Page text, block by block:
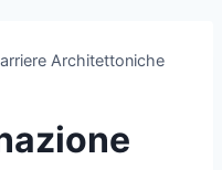
Architettoniche